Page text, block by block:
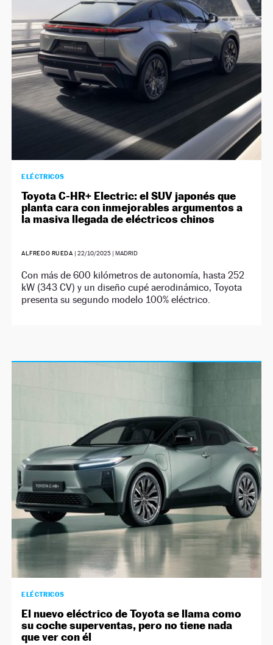
ELÉCTRICOS
Toyota C-HR+ Electric: el SUV japonés que
planta cara con inmejorables argumentos a
la masiva llegada de eléctricos chinos
ALFREDO RUEDA | 22/10/2025| MADRID
Con más de 600 kilómetros de autonomía, hasta 252
kW (343 CV) y un diseño cupé aerodinámico, Toyota
presenta su segundo modelo 100% eléctrico.
ELÉCTRICOS
El nuevo eléctrico de Toyota se llama como
su coche superventas, pero no tiene nada
que ver con él